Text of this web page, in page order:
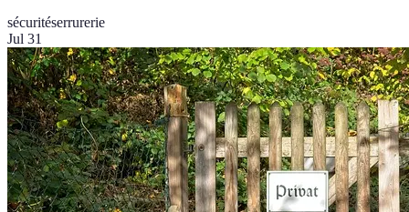
sécuritéserrurerie
Jul 31